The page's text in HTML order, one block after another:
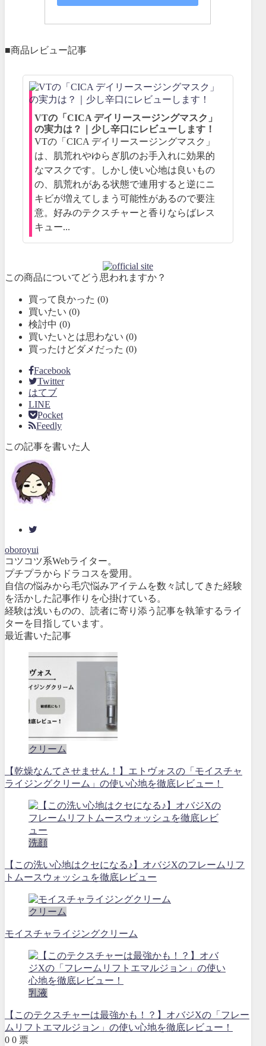
■商品レビュー記事
VTの「CICA デイリースージングマスク」
の実力は？｜少し辛口にレビューします！
VTの「CICA デイリースージングマスク」
は、肌荒れやゆらぎ肌のお手入れに効果的
なマスクです。しかし使い心地は良いもの
の、肌荒れがある状態で連用すると逆にニ
キビが増えてしまう可能性があるので要注
意。好みのテクスチャーと香りならばレス
キュー...
この商品についてどう思われますか？
買って良かった (0)
買いたい (0)
検討中 (0)
買いたいとは思わない (0)
買ったけどダメだった (0)
Facebook
Twitter
はてブ
LINE
Pocket
Feedly
この記事を書いた人
oboroyui
コツコツ系Webライター。
プチプラからドラコスを愛用。
自信の悩みから毛穴悩みアイテムを数々試してきた経験
を活かした記事作りを心掛けている。
経験は浅いものの、読者に寄り添う記事を執筆するライ
ターを目指しています。
最近書いた記事
クリーム
【乾燥なんてさせません！】エトヴォスの「モイスチャ
ライジングクリーム」の使い心地を徹底レビュー！
洗顔
【この洗い心地はクセになる♪】オバジXのフレームリフ
トムースウォッシュを徹底レビュー
クリーム
モイスチャライジングクリーム
乳液
【このテクスチャーは最強かも！？】オバジXの「フレー
ムリフトエマルジョン」の使い心地を徹底レビュー！
0 0 票